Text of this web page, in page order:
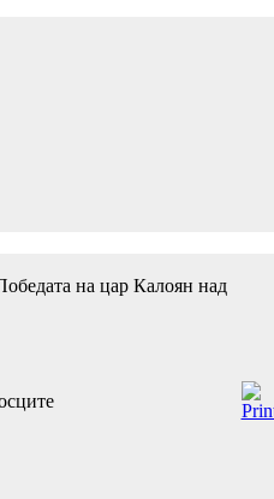
на цар Калоян над